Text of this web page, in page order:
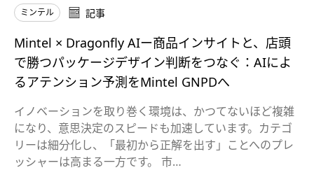
ミンテル
記事
Mintel × Dragonfly AIー商品インサイトと、店頭
で勝つパッケージデザイン判断をつなぐ：AIによ
るアテンション予測をMintel GNPDへ
イノベーションを取り巻く環境は、かつてないほど複雑
になり、意思決定のスピードも加速しています。カテゴ
リーは細分化し、「最初から正解を出す」ことへのプレ
ッシャーは高まる一方です。 市…